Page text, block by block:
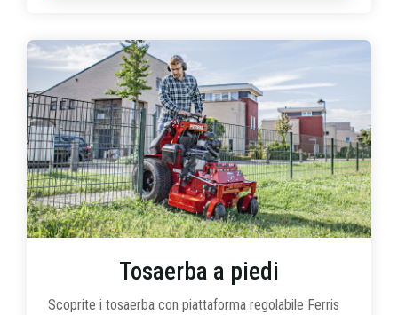
Tosaerba a piedi
Scoprite i tosaerba con piattaforma regolabile Ferris